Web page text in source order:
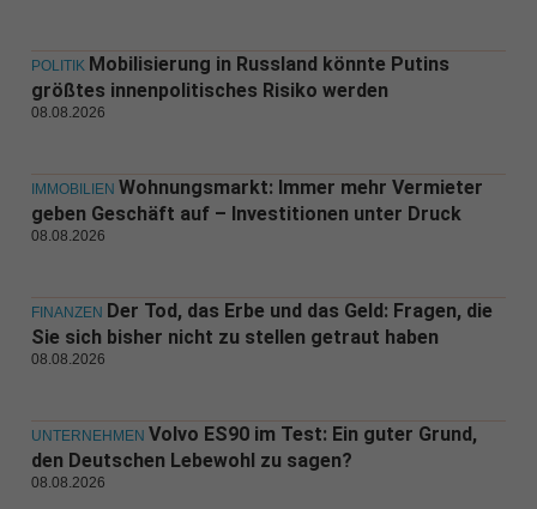
POLITIK Mobilisierung in Russland könnte Putins
größtes innenpolitisches Risiko werden
08.08.2026
IMMOBILIEN Wohnungsmarkt: Immer mehr Vermieter
geben Geschäft auf – Investitionen unter Druck
08.08.2026
FINANZEN Der Tod, das Erbe und das Geld: Fragen, die
Sie sich bisher nicht zu stellen getraut haben
08.08.2026
UNTERNEHMEN Volvo ES90 im Test: Ein guter Grund,
den Deutschen Lebewohl zu sagen?
08.08.2026